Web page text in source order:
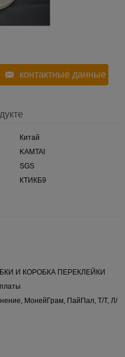
контактные данные
Китай
KAMTAI
SGS
КТИКБ9
И КОРОБКА ПЕРЕКЛЕЙКИ
МонейГрам, ПайПал, Т/Т, Л/